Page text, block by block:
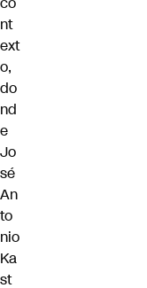
nt
ext
o,
do
nd
e
Jo
sé
An
to
nio
Ka
st